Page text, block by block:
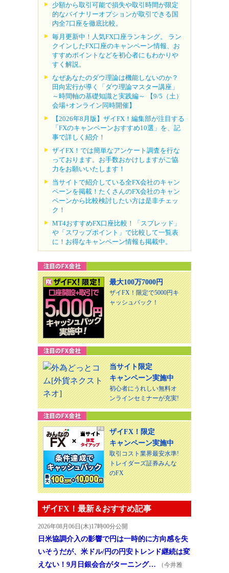
少額から取引可能で損失や取引時間が限定
的なバイナリーオプションが取引できる国
内全7口座を徹底比較。
毎月更新中！人気FX口座ランキング。 ラン
クインしたFX口座のキャンペーン情報、お
すすめポイントなどを初心者にもわかりや
すく解説。
なぜあなたのダウ理論は機能しないのか？
田向宏行が導く「ダウ理論マスター講座」
～時間軸の基礎知識と実践編～ 【9/5（土）
会場+オンライン同時開催】
【2026年8月版】ザイFX！編集部が注目する
「FXのキャンペーンおすすめ10選」を、記
事で詳しく紹介！
ザイFX！では簡単なアンケート調査を行な
っております。お手数おかけしますがご協
力をお願いいたします！
当サイトで紹介している全FX会社のキャン
ペーンを掲載！たくさんのFX会社のキャン
ペーンから比較検討したい方は是非チェッ
ク！
MT4おすすめFX口座比較！「スプレッド」
や「スワップポイント」で比較して一覧表
に！お得なキャンペーン情報も掲載中。
最大100万7000円
ザイFX！限定で5000円キ
ャッシュバック！
当サイト限定
キャンペーン実施中
初心者にうれしい無料オ
ンラインセミナーが充実!
ザイFX！限定
キャンペーン実施中
取引コスト業界最安水準!
トレイダーズ証券みんな
のFX
ザイFX！最新＆おすすめ記事
2026年08月06日(木)17時00分公開
日米協調介入の影響で円は一時的に方向感を失
いそうだが、米ドル/円の円安トレンド継続は変
えない！9月日銀会合がターニング…
（今井雅